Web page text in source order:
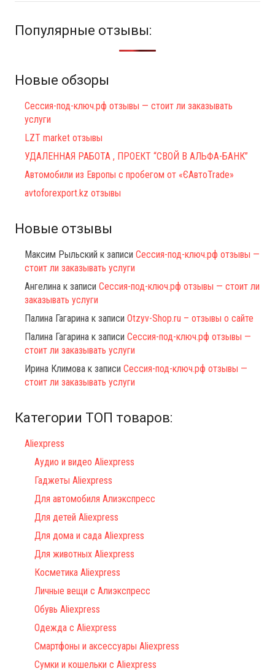
Популярные отзывы:
Новые обзоры
Сессия-под-ключ.рф отзывы — стоит ли заказывать
услуги
LZT market отзывы
УДАЛЕННАЯ РАБОТА , ПРОЕКТ “СВОЙ В АЛЬФА-БАНК”
Автомобили из Европы с пробегом от «ЄАвтоTrаde»
avtoforexport.kz отзывы
Новые отзывы
Максим Рыльский к записи Сессия-под-ключ.рф отзывы —
стоит ли заказывать услуги
Ангелина к записи Сессия-под-ключ.рф отзывы — стоит ли
заказывать услуги
Палина Гагарина к записи Otzyv-Shop.ru – отзывы о сайте
Палина Гагарина к записи Сессия-под-ключ.рф отзывы —
стоит ли заказывать услуги
Ирина Климова к записи Сессия-под-ключ.рф отзывы —
стоит ли заказывать услуги
Категории ТОП товаров:
Aliexpress
Аудио и видео Aliexpress
Гаджеты Aliexpress
Для автомобиля Алиэкспресс
Для детей Aliexpress
Для дома и сада Aliexpress
Для животных Aliexpress
Косметика Aliexpress
Личные вещи с Алиэкспресс
Обувь Aliexpress
Одежда с Aliexpress
Смартфоны и аксессуары Aliexpress
Сумки и кошельки с Aliexpress